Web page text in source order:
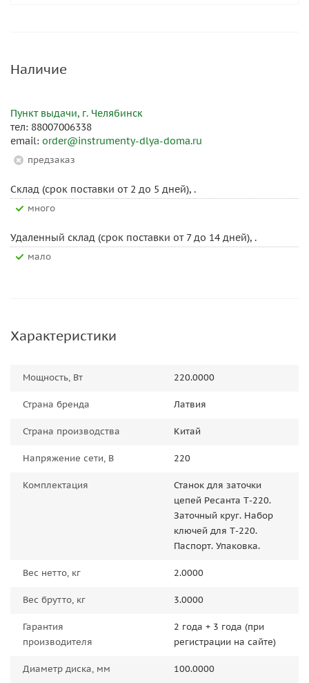
Наличие
Пункт выдачи, г. Челябинск
тел: 88007006338
email: order@instrumenty-dlya-doma.ru
Предзаказ
Склад (срок поставки от 2 до 5 дней), .
Много
Удаленный склад (срок поставки от 7 до 14 дней), .
Мало
Характеристики
Мощность, Вт 220.0000
Страна бренда Латвия
Страна производства Китай
Напряжение сети, В 220
Комплектация
Станок для заточки
цепей Ресанта Т-220.
Заточный круг. Набор
ключей для Т-220.
Паспорт. Упаковка.
Вес нетто, кг 2.0000
Вес брутто, кг 3.0000
Гарантия
производителя
2 года + 3 года (при
регистрации на сайте)
Диаметр диска, мм 100.0000